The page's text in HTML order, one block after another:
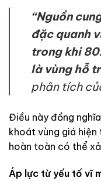
“Nguồn
đặc quanh
trong khi
là vùng hỗ
phân tích
Điều này đồng
khoát vùng giá hiện
hoàn toàn có thể
Áp lực từ yếu tố vĩ